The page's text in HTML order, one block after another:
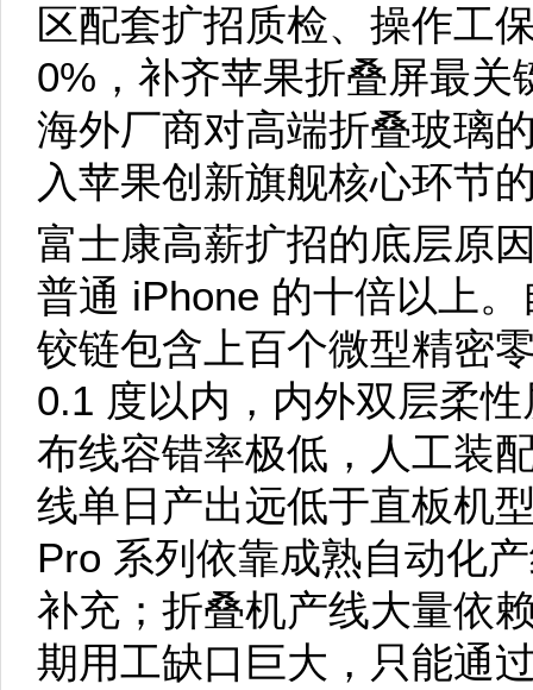
区配套扩招质检、操作工
0%，补齐苹果折叠屏最
海外厂商对高端折叠玻璃
入苹果创新旗舰核心环节
富士康高薪扩招的底层原
普通 iPhone 的十倍以上
铰链包含上百个微型精密
0.1 度以内，内外双层柔
布线容错率极低，人工装
线单日产出远低于直板机
Pro 系列依靠成熟自动化
补充；折叠机产线大量依
期用工缺口巨大，只能通